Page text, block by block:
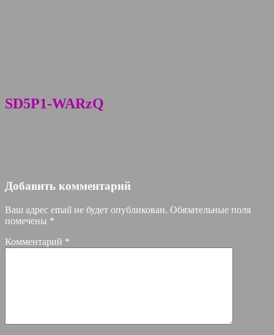
SD5P1-WARzQ
Добавить комментарий
Ваш адрес email не будет опубликован. Обязательные поля
помечены *
Комментарий *